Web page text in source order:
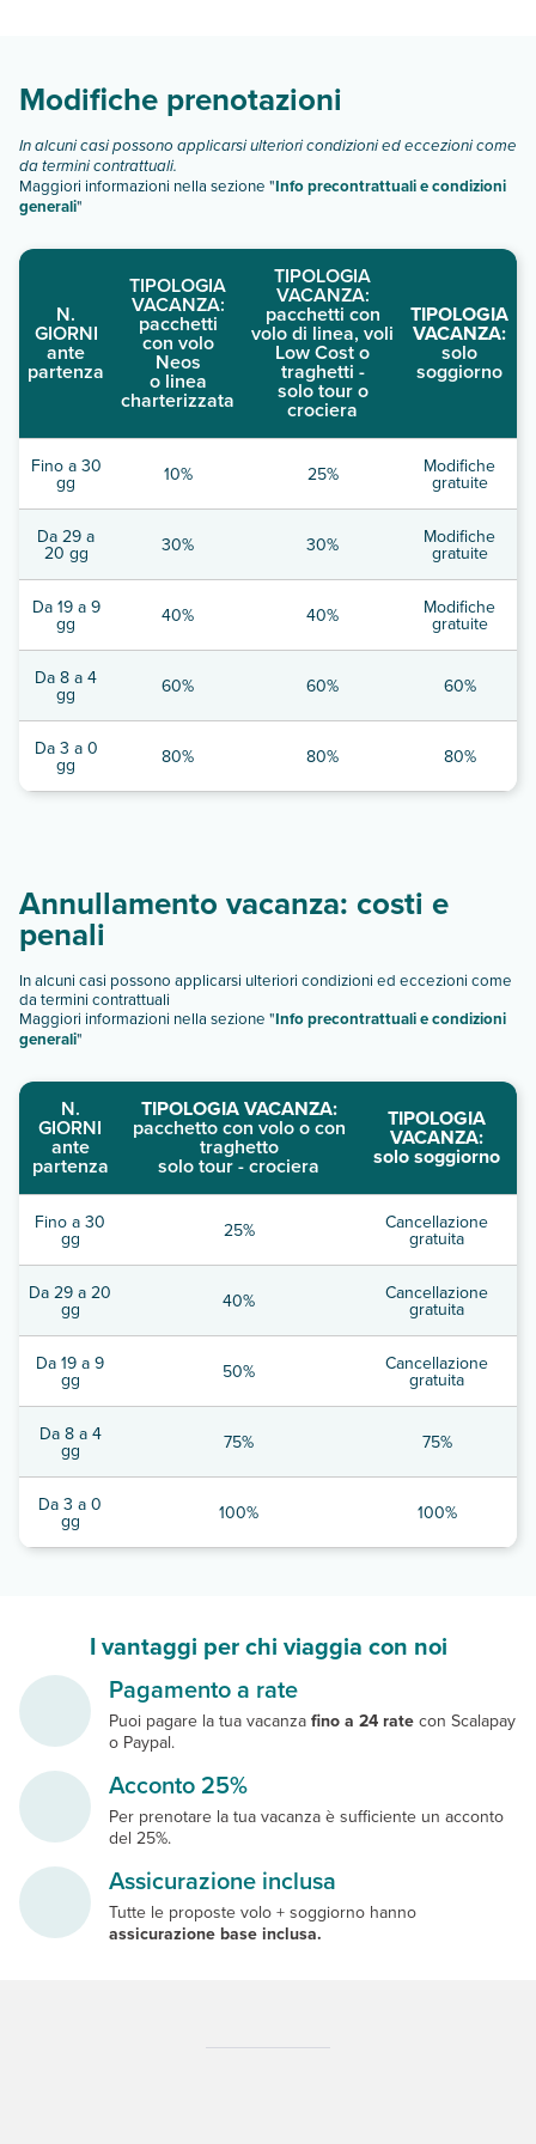
Modifiche prenotazioni
In alcuni casi possono applicarsi ulteriori condizioni ed eccezioni come
da termini contrattuali.
Maggiori informazioni nella sezione "Info precontrattuali e condizioni
generali"
N.
GIORNI
ante
partenza
TIPOLOGIA
VACANZA:
pacchetti
con volo
Neos
o linea
charterizzata
TIPOLOGIA
VACANZA:
pacchetti con
volo di linea, voli
Low Cost o
traghetti -
solo tour o
crociera
TIPOLOGIA
VACANZA:
solo
soggiorno
Fino a 30
gg 10% 25% Modifiche
gratuite
Da 29 a
20 gg 30% 30% Modifiche
gratuite
Da 19 a 9
gg 40% 40% Modifiche
gratuite
Da 8 a 4
gg 60% 60% 60%
Da 3 a 0
gg 80% 80% 80%
Annullamento vacanza: costi e
penali
In alcuni casi possono applicarsi ulteriori condizioni ed eccezioni come
da termini contrattuali
Maggiori informazioni nella sezione "Info precontrattuali e condizioni
generali"
N.
GIORNI
ante
partenza
TIPOLOGIA VACANZA:
pacchetto con volo o con
traghetto
solo tour - crociera
TIPOLOGIA
VACANZA:
solo soggiorno
Fino a 30
gg 25% Cancellazione
gratuita
Da 29 a 20
gg 40% Cancellazione
gratuita
Da 19 a 9
gg 50% Cancellazione
gratuita
Da 8 a 4
gg 75% 75%
Da 3 a 0
gg 100% 100%
I vantaggi per chi viaggia con noi
Pagamento a rate
Puoi pagare la tua vacanza fino a 24 rate con Scalapay
o Paypal.
Acconto 25%
Per prenotare la tua vacanza è sufficiente un acconto
del 25%.
Assicurazione inclusa
Tutte le proposte volo + soggiorno hanno
assicurazione base inclusa.